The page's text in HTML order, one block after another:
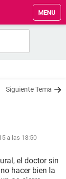
MENU
Siguiente Tema
a las 18:50
el doctor sin
hacer bien la